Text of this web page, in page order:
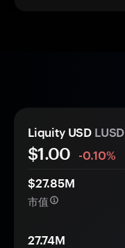
Liquity USD LUSD
$1.00
-0.10%
$27.85M
市值
27.74M